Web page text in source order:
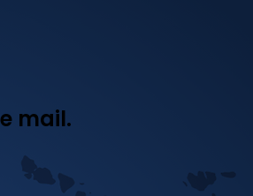
mail.